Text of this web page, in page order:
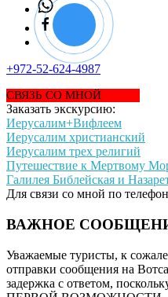
+972-52-624-4987
СВЯЗЬ СО МНОЙ
Заказать экскурсию:
Иерусалим+Вифлеем
Иерусалим христианский
Иерусалим трех религий
Путешествие к Мертвому
Галилея Библейская и
Для связи со мной по
ВАЖНОЕ
Уважаемые туристы, к
отправки сообщения на
задержка с ответом,